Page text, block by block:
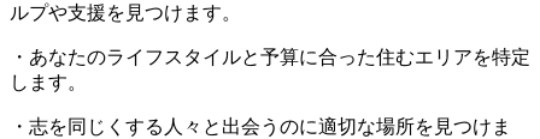
ルプや支援を見つけます。
・あなたのライフスタイルと予算に合った住むエリアを特定
します。
・志を同じくする人々と出会うのに適切な場所を見つけま